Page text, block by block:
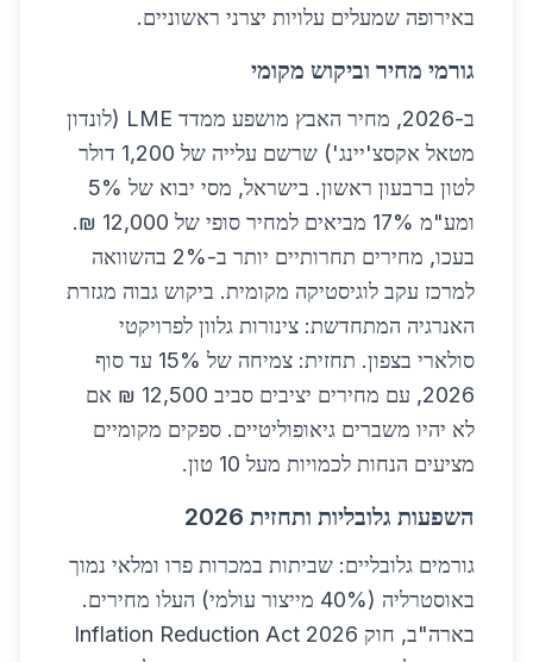
באירופה שמעלים עלויות יצרני ראשוניים.
גורמי מחיר וביקוש מקומי
ב-2026, מחיר האבץ מושפע ממדד LME (לונדון
מטאל אקסצ'יינג') שרשם עלייה של 1,200 דולר
לטון ברבעון ראשון. בישראל, מסי יבוא של 5%
ומע"מ 17% מביאים למחיר סופי של 12,000 ₪.
בעכו, מחירים תחרותיים יותר ב-2% בהשוואה
למרכז עקב לוגיסטיקה מקומית. ביקוש גבוה מגזרת
האנרגיה המתחדשת: צינורות גלוון לפרויקטי
סולארי בצפון. תחזית: צמיחה של 15% עד סוף
2026, עם מחירים יציבים סביב 12,500 ₪ אם
לא יהיו משברים גיאופוליטיים. ספקים מקומיים
מציעים הנחות לכמויות מעל 10 טון.
השפעות גלובליות ותחזית 2026
גורמים גלובליים: שביתות במכרות פרו ומלאי נמוך
באוסטרליה (40% מייצור עולמי) העלו מחירים.
בארה"ב, חוק Inflation Reduction Act 2026